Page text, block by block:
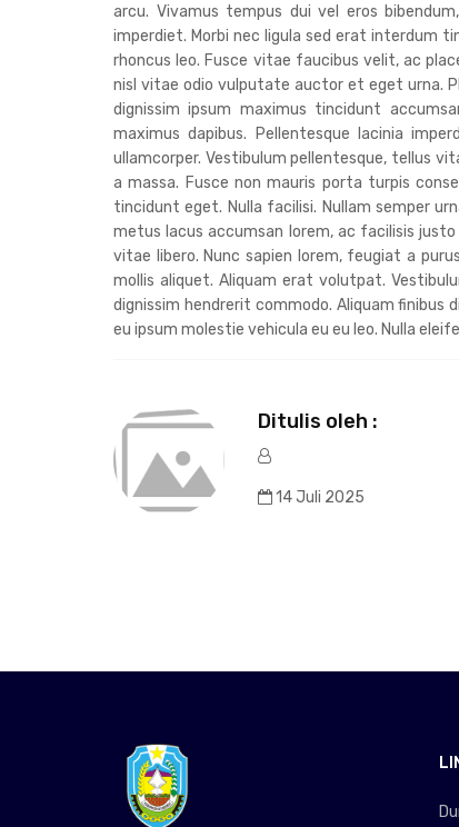
arcu. Vivamus tempus dui vel eros
imperdiet. Morbi nec ligula sed erat interdum
rhoncus leo. Fusce vitae faucibus velit, ac
nisl vitae odio vulputate auctor et eget urna.
dignissim ipsum maximus tincidunt
maximus dapibus. Pellentesque lacinia
ullamcorper. Vestibulum pellentesque, tellus
a massa. Fusce non mauris porta turpis
tincidunt eget. Nulla facilisi. Nullam semper
metus lacus accumsan lorem, ac facilisis
vitae libero. Nunc sapien lorem, feugiat a
mollis aliquet. Aliquam erat volutpat.
dignissim hendrerit commodo. Aliquam
eu ipsum molestie vehicula eu eu leo. Nulla
Ditulis oleh :
14 Juli 2025